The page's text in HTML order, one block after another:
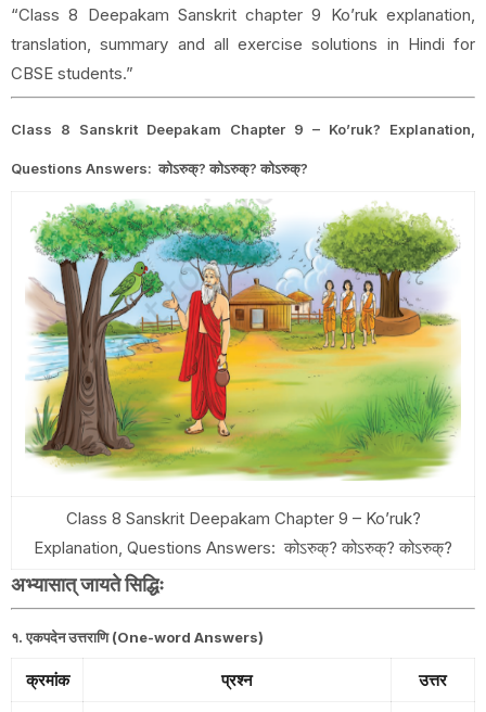
“Class 8 Deepakam Sanskrit chapter 9 Ko’ruk explanation,
translation, summary and all exercise solutions in Hindi for
CBSE students.”
Class 8 Sanskrit Deepakam Chapter 9 – Ko’ruk? Explanation,
Questions Answers: कोऽरुक्? कोऽरुक्? कोऽरुक्?
Class 8 Sanskrit Deepakam Chapter 9 – Ko’ruk?
Explanation, Questions Answers: कोऽरुक्? कोऽरुक्? कोऽरुक्?
अभ्यासात् जायते सिद्धिः
१. एकपदेन उत्तराणि (One-word Answers)
क्रमांक प्रश्न उत्तर